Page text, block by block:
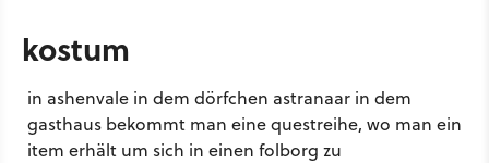
kostum
in ashenvale in dem dörfchen astranaar in dem
gasthaus bekommt man eine questreihe, wo man ein
item erhält um sich in einen folborg zu